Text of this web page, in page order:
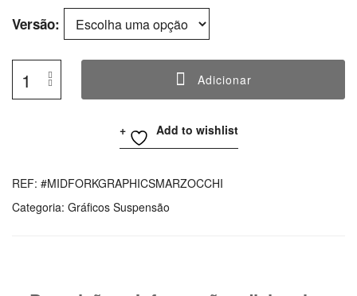
Versão
Quantidade
Fork
Graphics
Adicionar
Add to wishlist
REF: #MIDFORKGRAPHICSMARZOCCHI
Categoria: Gráficos Suspensão